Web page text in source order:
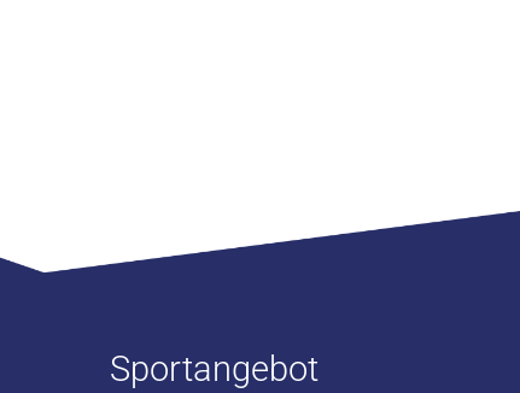
Sportangebot